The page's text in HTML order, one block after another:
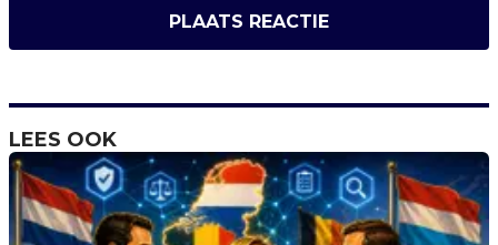
PLAATS REACTIE
LEES OOK